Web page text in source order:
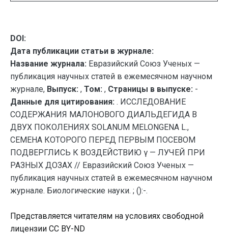
DOI:
Дата публикации статьи в журнале:
Название журнала: Евразийский Союз Ученых —
публикация научных статей в ежемесячном научном
журнале, Выпуск: , Том: , Страницы в выпуске: -
Данные для цитирования: . ИССЛЕДОВАНИЕ
СОДЕРЖАНИЯ МАЛОНОВОГО ДИАЛЬДЕГИДА В
ДВУХ ПОКОЛЕНИЯХ SOLANUM MELONGENA L.,
СЕМЕНА КОТОРОГО ПЕРЕД ПЕРВЫМ ПОСЕВОМ
ПОДВЕРГЛИСЬ К ВОЗДЕЙСТВИЮ γ — ЛУЧЕЙ ПРИ
РАЗНЫХ ДОЗАХ // Евразийский Союз Ученых —
публикация научных статей в ежемесячном научном
журнале. Биологические науки. ; ():-.
Представляется читателям на условиях свободной
лицензии CC BY-ND